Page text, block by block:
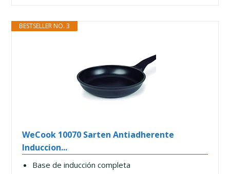
BESTSELLER NO. 3
WeCook 10070 Sarten Antiadherente
Induccion...
Base de inducción completa